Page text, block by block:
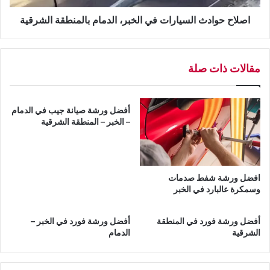
ت
د
م
د
ي
ا
ت
ف
ي
ا
خ
ب
ا
اصلاح حوادث السيارات في الخبر، الدمام بالمنطقة الشرقية
مقالات ذات صلة
افضل ورشة شفط صدمات
وسمكرة عالبارد في الخبر
أفضل ورشة صيانة جيب في الدمام
– الخبر – المنطقة الشرقية
أفضل ورشة فورد في المنطقة
الشرقية
أفضل ورشة فورد في الخبر –
الدمام